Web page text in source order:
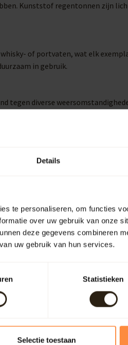
Details
te personaliseren, om functies
over uw gebruik van onze
deze gegevens combineren
uw gebruik van hun services.
Statistieken
Selectie toestaan
Kunststof regentonnen zijn
of portvaten, wat elk
in gebruik.
tegen diverse
Ze maken het eenvoudig
Outdoor